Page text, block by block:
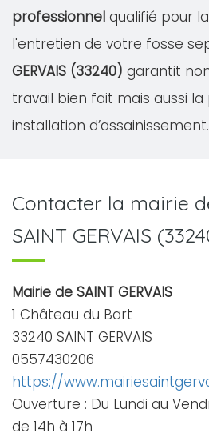
professionnel qualifié pour
l'entretien de votre fosse
GERVAIS (33240) garantit
travail bien fait mais aussi
installation d’assainissement.
Contacter la mairie
SAINT GERVAIS
Mairie de SAINT GERVAIS
1 Château du Bart
33240 SAINT GERVAIS
0557430206
https://
Ouverture : Du Lundi au
de 14h à 17h